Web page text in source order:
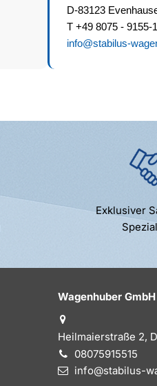
D-83123
T +49 8075 - 9155-
info@stabilus-
Exklusiver
Wagenhuber GmbH
Heilmaierstraße 2,
08075915515
info@stabilus-